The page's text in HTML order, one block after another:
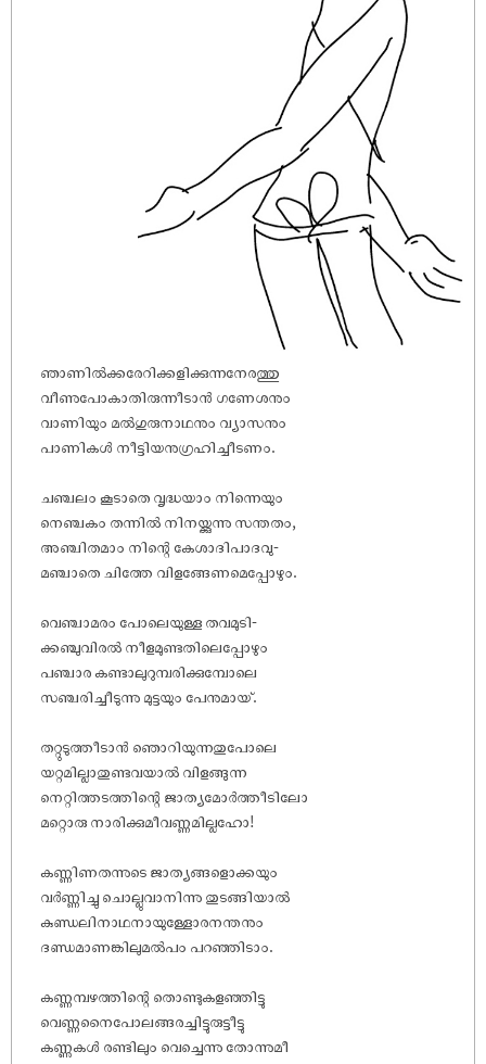
ഞാണിൽക്കരേറിക്കളിക്കുന്നനേരത്തു
വീണുപോകാതിരുന്നീടാൻ ഗണേശനും
വാണിയും മൽഗുരുനാഥനും വ്യാസനും
പാണികൾ നീട്ടിയനുഗ്രഹിച്ചീടണം.
ചഞ്ചലം കൂടാതെ വൃദ്ധയാം നിന്നെയും
നെഞ്ചകം തന്നിൽ നിനയ്ക്കുന്നു സന്തതം,
അഞ്ചിതമാം നിന്റെ കേശാദിപാദവു-
മഞ്ചാതെ ചിത്തേ വിളങ്ങേണമെപ്പോഴും.
വെഞ്ചാമരം പോലെയുള്ള തവമുടി-
ക്കഞ്ചുവിരൽ നീളമുണ്ടതിലെപ്പോഴും
പഞ്ചാര കണ്ടാലുറുമ്പരിക്കുമ്പോലെ
സഞ്ചരിച്ചീടുന്നു മുട്ടയും പേനുമായ്.
തറ്റുടുത്തീടാൻ ഞൊറിയുന്നതുപോലെ
യറ്റമില്ലാതുണ്ടവയാൽ വിളങ്ങുന്ന
നെറ്റിത്തടത്തിന്റെ ജാത്യമോർത്തീടിലോ
മറ്റൊരു നാരിക്കുമീവണ്ണമില്ലഹോ!
കണ്ണിണതന്നുടെ ജാത്യങ്ങളൊക്കയും
വർണ്ണിച്ചു ചൊല്ലുവാനിന്നു തുടങ്ങിയാൽ
കുണ്ഡലിനാഥനായുള്ളോരനന്തനും
ദണ്ഡമാണങ്കിലുമൽപം പറഞ്ഞിടാം.
കണ്ണമ്പഴത്തിന്റെ തൊണ്ടുകളഞ്ഞിട്ടു
വെണ്ണനൈപോലങ്ങരച്ചിട്ടുരുട്ടീട്ടു
കണ്ണുകൾ രണ്ടിലും വെച്ചെന്നു തോന്നുമീ